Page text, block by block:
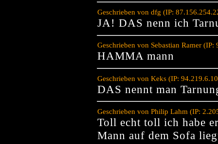
Geschrieben von dfg (IP:
JA! DAS nenn ich
Geschrieben von Sebastian Ramer
HAMMA mann
Geschrieben von Keks (IP:
DAS nennt man
Geschrieben von Philip Lahm (IP:
Toll echt toll ich habe
Mann auf dem Sofa